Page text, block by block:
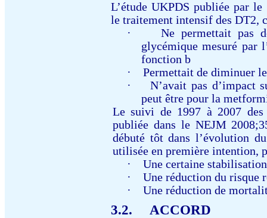
L’étude UKPDS publiée par
le traitement intensif des DT2,
·
Ne permettait pas
glycémique mesuré par
fonction b
·
Permettait de diminuer
·
N’avait pas d’impact
peut être pour la
Le suivi de 1997 à 2007 des
publiée dans le NEJM
débuté tôt dans l’évolution
utilisée en première intention,
·
Une certaine
·
Une réduction du risque
·
Une réduction de
3.2. ACCORD